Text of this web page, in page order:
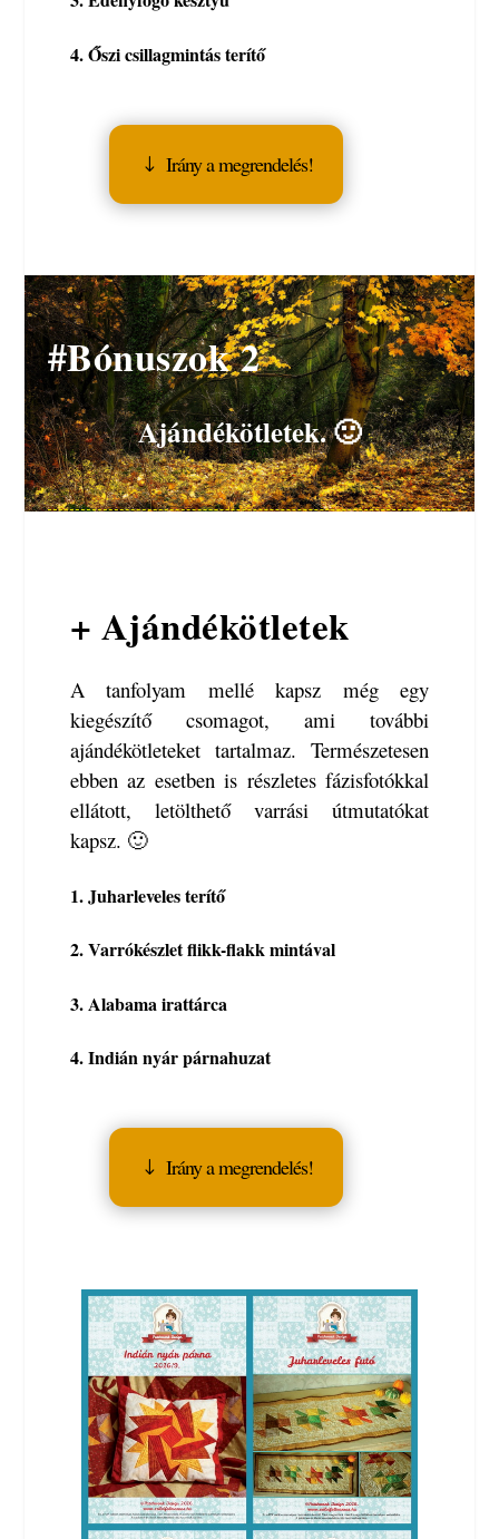
4. Őszi csillagmintás terítő
Irány a megrendelés!
#Bónuszok 2
Ajándékötletek. 🙂
+ Ajándékötletek
A tanfolyam mellé kapsz még egy
kiegészítő csomagot, ami további
ajándékötleteket tartalmaz. Természetesen
ebben az esetben is részletes fázisfotókkal
ellátott, letölthető varrási útmutatókat
kapsz. 🙂
1. Juharleveles terítő
2. Varrókészlet flikk-flakk mintával
3. Alabama irattárca
4. Indián nyár párnahuzat
Irány a megrendelés!